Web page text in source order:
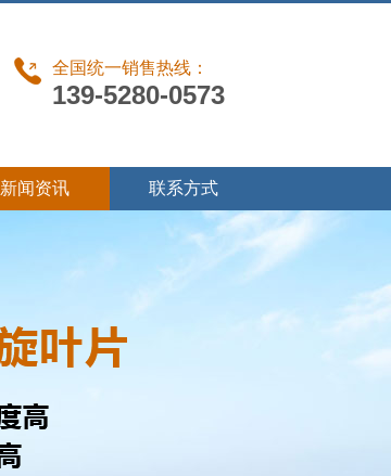
全国统一销售热线：
139-5280-0573
新闻资讯 联系方式